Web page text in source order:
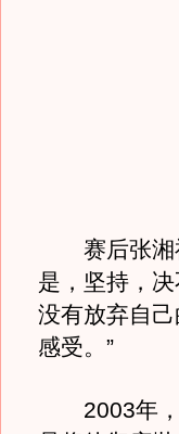
赛后张湘祥
是，坚持，
没有放弃自
感受。”
2003年，